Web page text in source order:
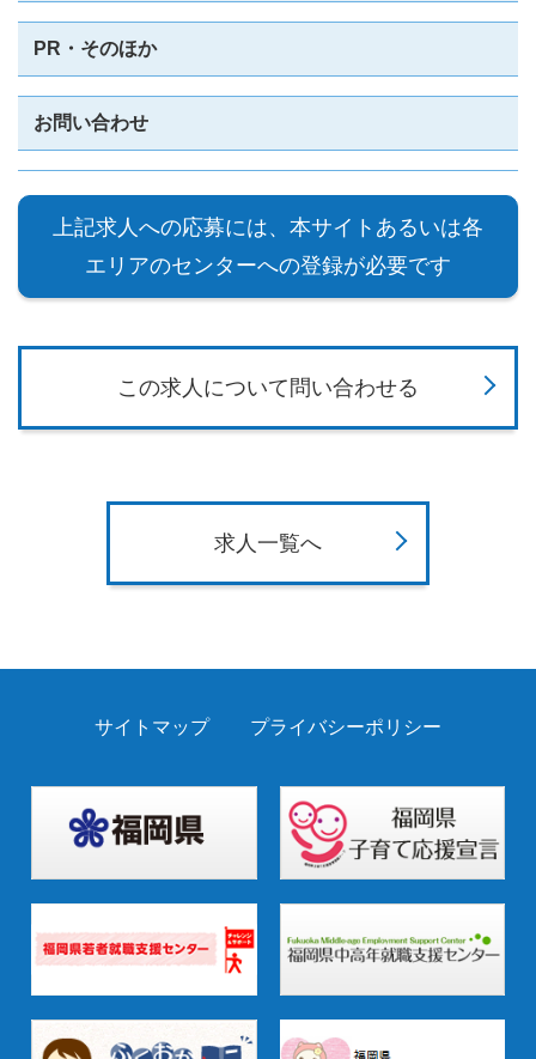
PR・そのほか
お問い合わせ
上記求人への応募には、本サイトあるいは各
エリアのセンターへの登録が必要です
この求人について問い合わせる
求人一覧へ
サイトマップ プライバシーポリシー